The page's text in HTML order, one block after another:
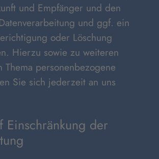
und Empfänger und den
und ggf. ein
oder Löschung
Hierzu sowie zu weiteren
Thema personenbezogene
Sie sich jederzeit an uns
Einschränkung der